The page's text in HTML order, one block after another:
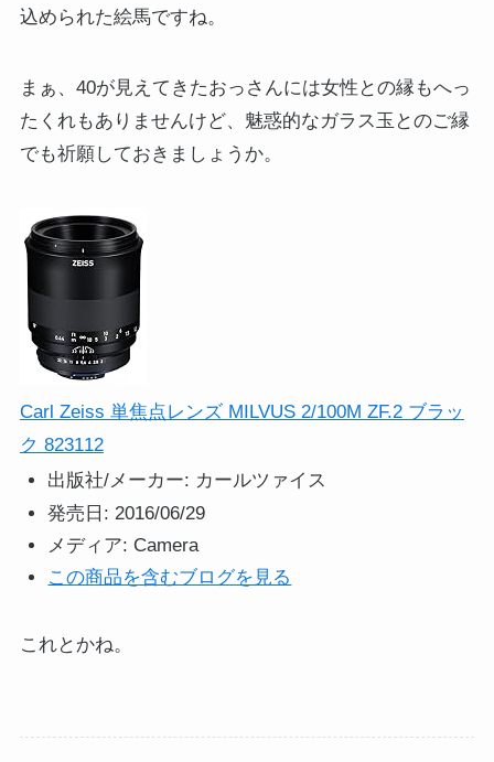
込められた絵馬ですね。
まぁ、40が見えてきたおっさんには女性との縁もへっ
たくれもありませんけど、魅惑的なガラス玉とのご縁
でも祈願しておきましょうか。
Carl Zeiss 単焦点レンズ MILVUS 2/100M ZF.2 ブラッ
ク 823112
出版社/メーカー: カールツァイス
発売日: 2016/06/29
メディア: Camera
この商品を含むブログを見る
これとかね。